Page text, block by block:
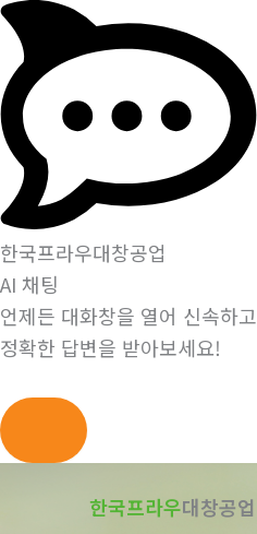
한국프라우대창공업
AI 채팅
언제든 대화창을 열어 신속하고
정확한 답변을 받아보세요!
한국프라우대창공업